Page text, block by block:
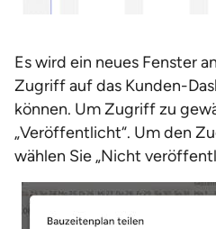
Es wird ein neues Fenster
Zugriff auf das Kunden-
können. Um Zugriff zu
„Veröffentlicht“. Um den
wählen Sie „Nicht